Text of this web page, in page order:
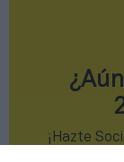
¡Hazte